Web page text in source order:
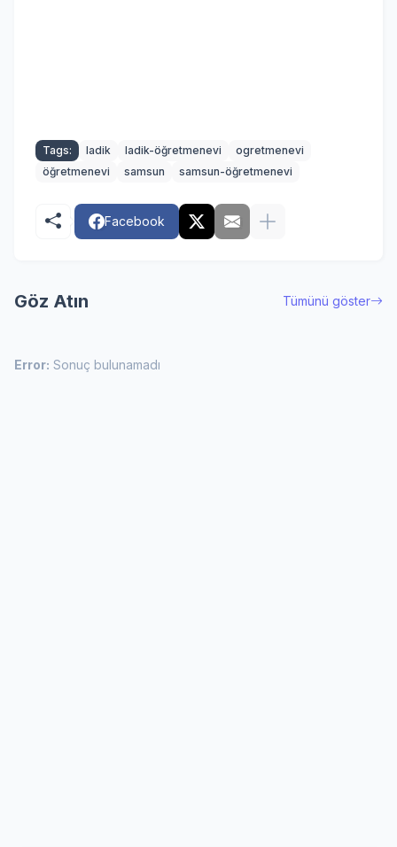
Tags: ladik ladik-öğretmenevi
ogretmenevi
öğretmenevi
samsun samsun-öğretmenevi
Facebook
Göz Atın Tümünü göster
Error: Sonuç bulunamadı